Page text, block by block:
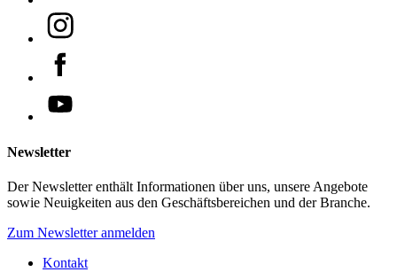
Newsletter
Der Newsletter enthält Informationen über uns, unsere Angebote
sowie Neuigkeiten aus den Geschäftsbereichen und der Branche.
Zum Newsletter anmelden
Kontakt